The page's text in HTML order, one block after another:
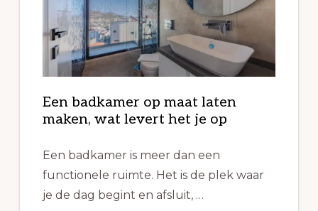
Een badkamer op maat laten
maken, wat levert het je op
Een badkamer is meer dan een
functionele ruimte. Het is de plek waar
je de dag begint en afsluit, …